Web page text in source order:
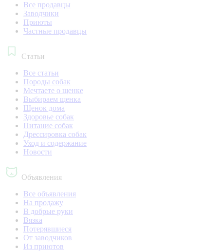
Все продавцы
Заводчики
Приюты
Частные продавцы
Статьи
Все статьи
Породы собак
Мечтаете о щенке
Выбираем щенка
Щенок дома
Здоровье собак
Питание собак
Дрессировка собак
Уход и содержание
Новости
Объявления
Все объявления
На продажу
В добрые руки
Вязка
Потерявшиеся
От заводчиков
Из приютов